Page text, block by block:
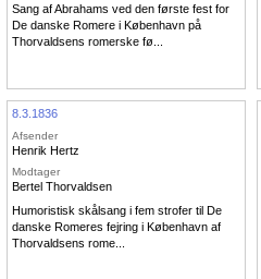
Sang af Abrahams ved den første fest for
De danske Romere i København på
Thorvaldsens romerske fø...
8.3.1836
Afsender
Henrik Hertz
Modtager
Bertel Thorvaldsen
Humoristisk skålsang i fem strofer til De
danske Romeres fejring i København af
Thorvaldsens rome...